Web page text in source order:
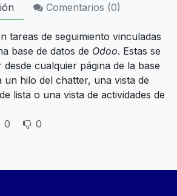
Comentarios (0)
tareas de seguimiento vinculadas
base de datos de Odoo. Estas se
cualquier página de la base
un hilo del chatter, una vista de
lista o una vista de actividades de
0 0